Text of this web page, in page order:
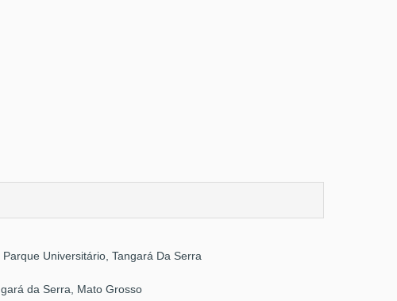
Universitário, Tangará Da Serra
da Serra, Mato Grosso